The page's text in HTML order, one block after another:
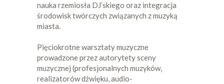
nauka rzemiosła DJ’skiego oraz integracja
środowisk twórczych związanych z muzyką
miasta.
Pięciokrotne warsztaty muzyczne
prowadzone przez autorytety sceny
muzycznej (profesjonalnych muzyków,
realizatorów dźwięku, audio-